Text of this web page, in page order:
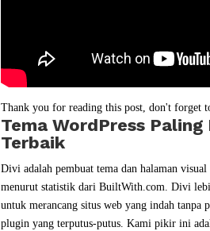
Thank you for reading this post, don't forget
Tema WordPress
Terbaik
Divi adalah pembuat tema dan halaman
menurut statistik dari BuiltWith.com. Divi
untuk merancang situs web yang indah tanpa
plugin yang terputus-putus. Kami pikir ini